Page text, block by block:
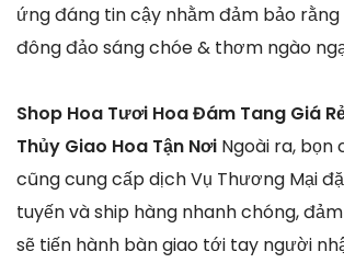
ứng đáng tin cậy nhằm đảm bảo
đông đảo sáng chóe & thơm ngào
Shop Hoa Tươi Hoa Đám Tang Giá
Thủy Giao Hoa Tận Nơi Ngoài ra, bọn
cũng cung cấp dịch Vụ Thương Mại
tuyến và ship hàng nhanh chóng,
sẽ tiến hành bàn giao tới tay người